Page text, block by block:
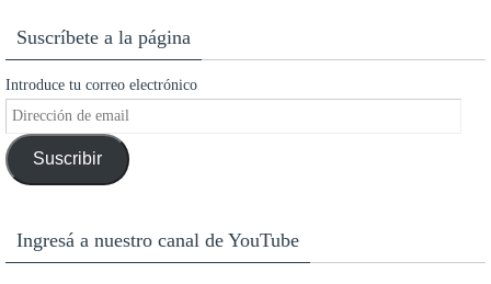
Suscríbete a la página
Introduce tu correo electrónico
Dirección
de
emailSuscribir
Ingresá a nuestro canal de YouTube